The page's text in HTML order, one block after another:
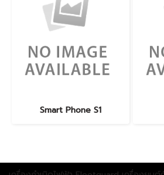
Smart Phone S1